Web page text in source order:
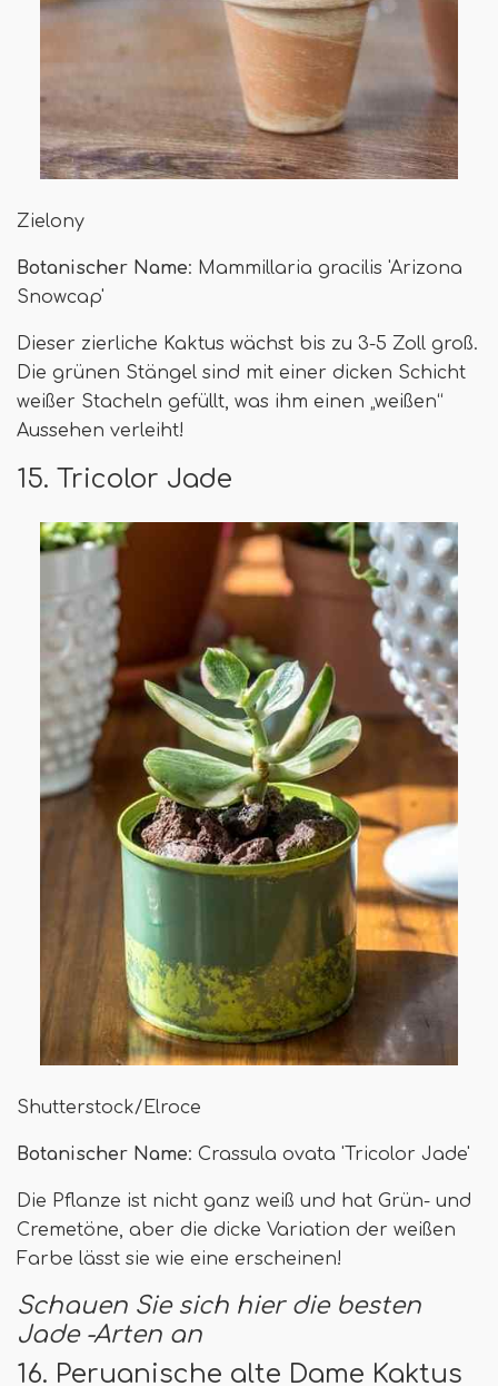
Zielony
Botanischer Name: Mammillaria gracilis 'Arizona
Snowcap'
Dieser zierliche Kaktus wächst bis zu 3-5 Zoll groß.
Die grünen Stängel sind mit einer dicken Schicht
weißer Stacheln gefüllt, was ihm einen „weißen“
Aussehen verleiht!
15. Tricolor Jade
Shutterstock/Elroce
Botanischer Name: Crassula ovata 'Tricolor Jade'
Die Pflanze ist nicht ganz weiß und hat Grün- und
Cremetöne, aber die dicke Variation der weißen
Farbe lässt sie wie eine erscheinen!
Schauen Sie sich hier die besten
Jade -Arten an
16. Peruanische alte Dame Kaktus